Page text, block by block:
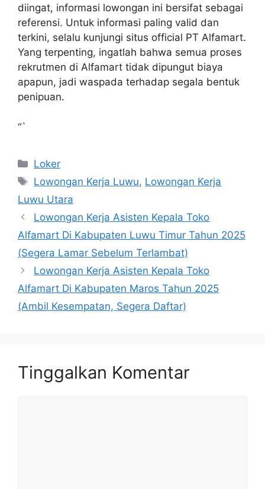
diingat, informasi lowongan ini bersifat sebagai
referensi. Untuk informasi paling valid dan
terkini, selalu kunjungi situs official PT Alfamart.
Yang terpenting, ingatlah bahwa semua proses
rekrutmen di Alfamart tidak dipungut biaya
apapun, jadi waspada terhadap segala bentuk
penipuan.
“`
Kategori
Loker
Tag
Lowongan Kerja Luwu, Lowongan Kerja
Luwu Utara
Lowongan Kerja Asisten Kepala Toko
Alfamart Di Kabupaten Luwu Timur Tahun 2025
(Segera Lamar Sebelum Terlambat)
Lowongan Kerja Asisten Kepala Toko
Alfamart Di Kabupaten Maros Tahun 2025
(Ambil Kesempatan, Segera Daftar)
Tinggalkan Komentar